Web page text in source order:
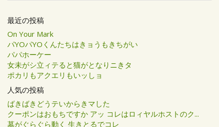
最近の投稿
On Your Mark
パYOパYOくんたちはきョうもきちがい
パパホーケー
女未がシ立ィテると猫がとなりニきタ
ポカリもアクエリもいッしョ
人気の投稿
ばきばきどうテいからきマした
クーポンはおもちですか アッ コレはロィヤルホストのク...
墓がぐらぐら動く 生きとるでコレ